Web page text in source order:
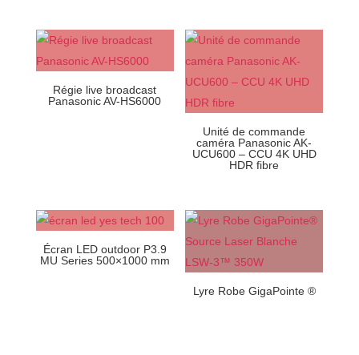
Régie live broadcast
Panasonic AV-HS6000
Unité de commande
caméra Panasonic AK-
UCU600 – CCU 4K UHD
HDR fibre
Écran LED outdoor P3.9
MU Series 500×1000 mm
Lyre Robe GigaPointe ®